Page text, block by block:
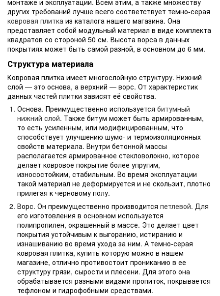
монтаже и эксплуатации. Всем этим, а также множеству
других требований лучше всего соответствует темно-серая
ковровая плитка из каталога нашего магазина. Она
представляет собой модульный материал в виде комплекта
квадратов со стороной 50 см. Высота ворса в данных
покрытиях может быть самой разной, в основном до 6 мм.
Структура материала
Ковровая плитка имеет многослойную структуру. Нижний
слой — это основа, а верхний — ворс. От характеристик
данных частей плитки зависят её свойства.
Основа. Преимущественно используется битумный
нижний слой. Также битум может быть армированным,
то есть усиленным, или модифицированным, что
способствует улучшению шумо- и термоизоляционных
свойств материала. Внутри бетонной массы
располагается армированное стекловолокно, которое
делает ковровое покрытие более упругим,
износостойким, стабильным. Во время эксплуатации
такой материал не деформируется и не скользит, плотно
прилегая к черновому полу.
Ворс. Он преимущественно производится петлевой. Для
его изготовления в основном используется
полипропилен, окрашенный в массе. Это делает цвет
покрытия устойчивым к выгоранию, истиранию и
изнашиванию во время ухода за ним. А темно-серая
ковровая плитка, купить которую можно в нашем
магазине, отлично противостоит прониканию в ее
структуру грязи, сырости и плесени. Для этого она
обрабатывается разными видами пропиток, покрывается
тефлоном и гидрофобными средствами.